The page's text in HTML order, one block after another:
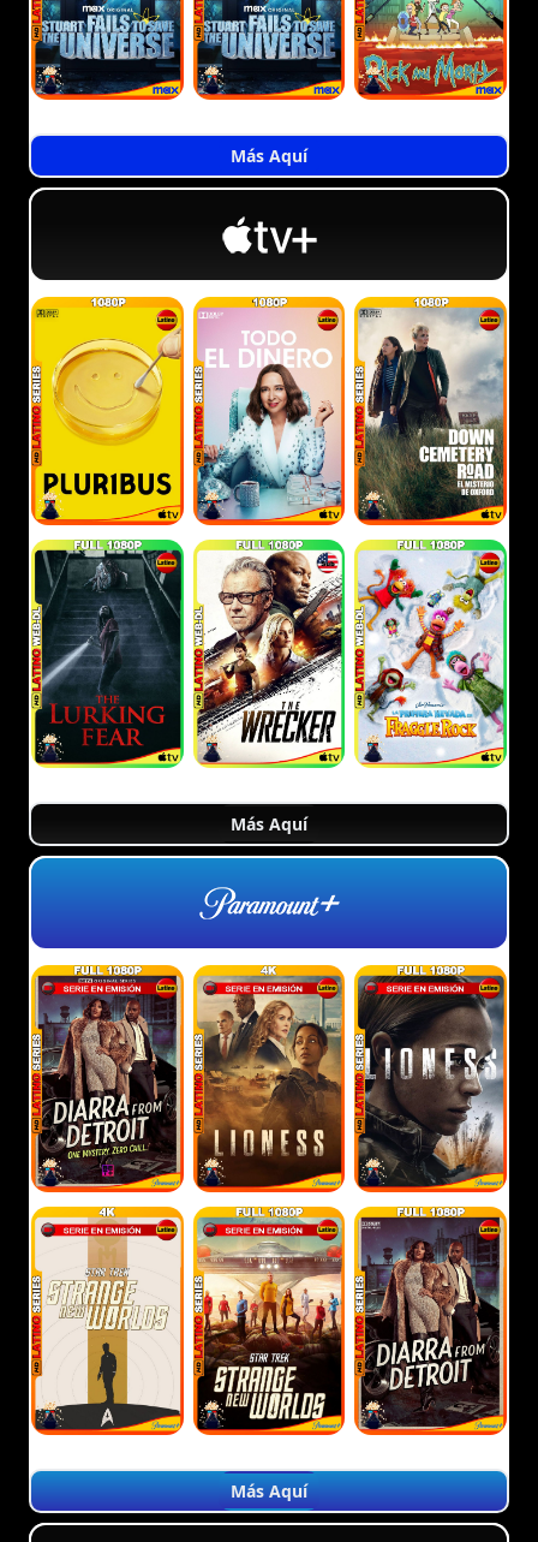
Más Aquí
Más Aquí
Más Aquí